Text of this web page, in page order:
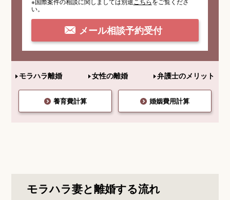
い。
メール相談予約受付
モラハラ離婚 女性の離婚 弁護士のメリット
養育費計算 婚姻費用計算
モラハラ妻と離婚する流れ